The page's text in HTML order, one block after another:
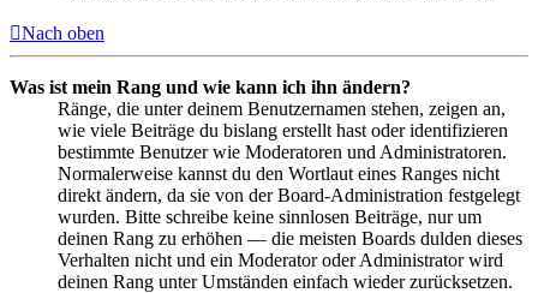
Nach oben
Was ist mein Rang und wie kann ich ihn ändern?
Ränge, die unter deinem Benutzernamen stehen, zeigen an,
wie viele Beiträge du bislang erstellt hast oder identifizieren
bestimmte Benutzer wie Moderatoren und Administratoren.
Normalerweise kannst du den Wortlaut eines Ranges nicht
direkt ändern, da sie von der Board-Administration festgelegt
wurden. Bitte schreibe keine sinnlosen Beiträge, nur um
deinen Rang zu erhöhen — die meisten Boards dulden dieses
Verhalten nicht und ein Moderator oder Administrator wird
deinen Rang unter Umständen einfach wieder zurücksetzen.